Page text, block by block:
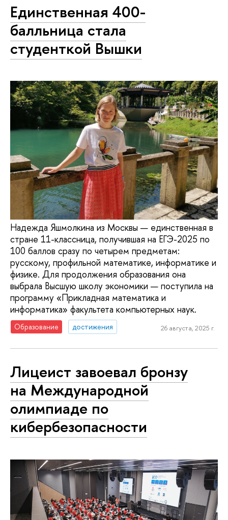
Единственная 400-
балльница стала
студенткой Вышки
Надежда Яшмолкина из Москвы — единственная в
стране 11-классница, получившая на ЕГЭ-2025 по
100 баллов сразу по четырем предметам:
русскому, профильной математике, информатике и
физике. Для продолжения образования она
выбрала Высшую школу экономики — поступила на
программу «Прикладная математика и
информатика» факультета компьютерных наук.
Образование достижения 26 августа, 2025 г.
Лицеист завоевал бронзу
на Международной
олимпиаде по
кибербезопасности